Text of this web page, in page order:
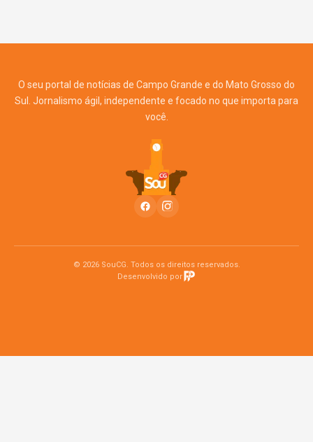
O seu portal de notícias de Campo Grande e do Mato Grosso do
Sul. Jornalismo ágil, independente e focado no que importa para
você.
© 2026 SouCG. Todos os direitos reservados.
Desenvolvido por